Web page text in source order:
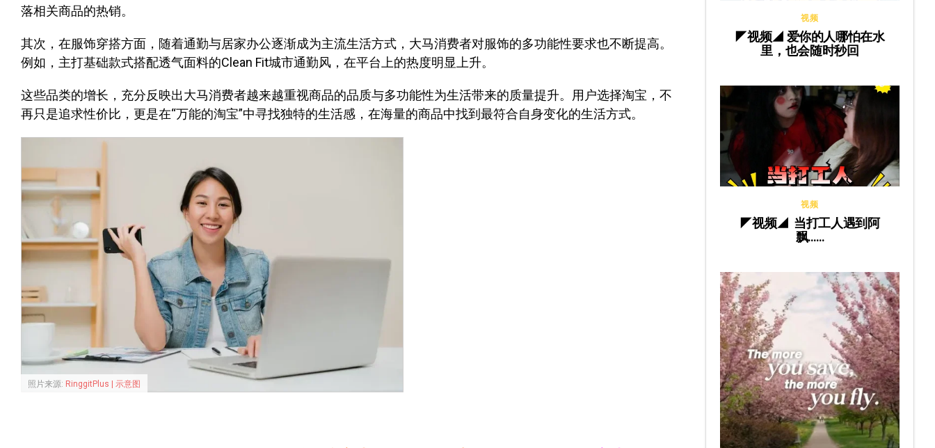
落相关商品的热销。
其次，在服饰穿搭方面，随着通勤与居家办公逐渐成为主流生活方式，大马消费者对服饰的多功能性要求也不断提高。
例如，主打基础款式搭配透气面料的Clean Fit城市通勤风，在平台上的热度明显上升。
这些品类的增长，充分反映出大马消费者越来越重视商品的品质与多功能性为生活带来的质量提升。用户选择淘宝，不
再只是追求性价比，更是在“万能的淘宝”中寻找独特的生活感，在海量的商品中找到最符合自身变化的生活方式。
照片来源: RinggitPlus | 示意图
视频
◤视频◢ 爱你的人哪怕在水
里，也会随时秒回
视频
◤视频◢ 当打工人遇到阿
飘……